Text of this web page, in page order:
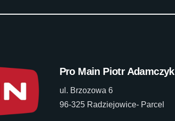
Pro Main Piotr Adamczyk
ul. Brzozowa 6
96-325 Radziejowice- Parcel